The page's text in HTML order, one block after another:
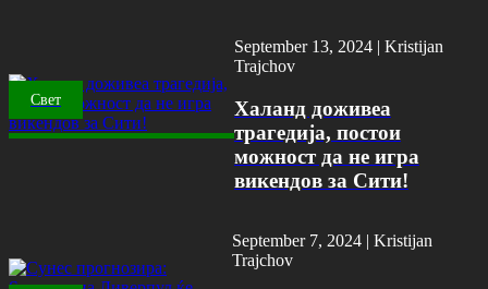
Свет
September 13, 2024 | Kristijan
Trajchov
Халанд доживеа
трагедија, постои
можност да не игра
викендов за Сити!
September 7, 2024 | Kristijan
Trajchov